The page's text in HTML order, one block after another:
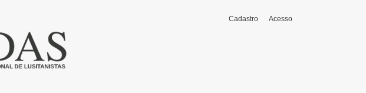
Cadastro Acesso